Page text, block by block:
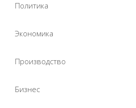
Политика
Экономика
Производство
Бизнес